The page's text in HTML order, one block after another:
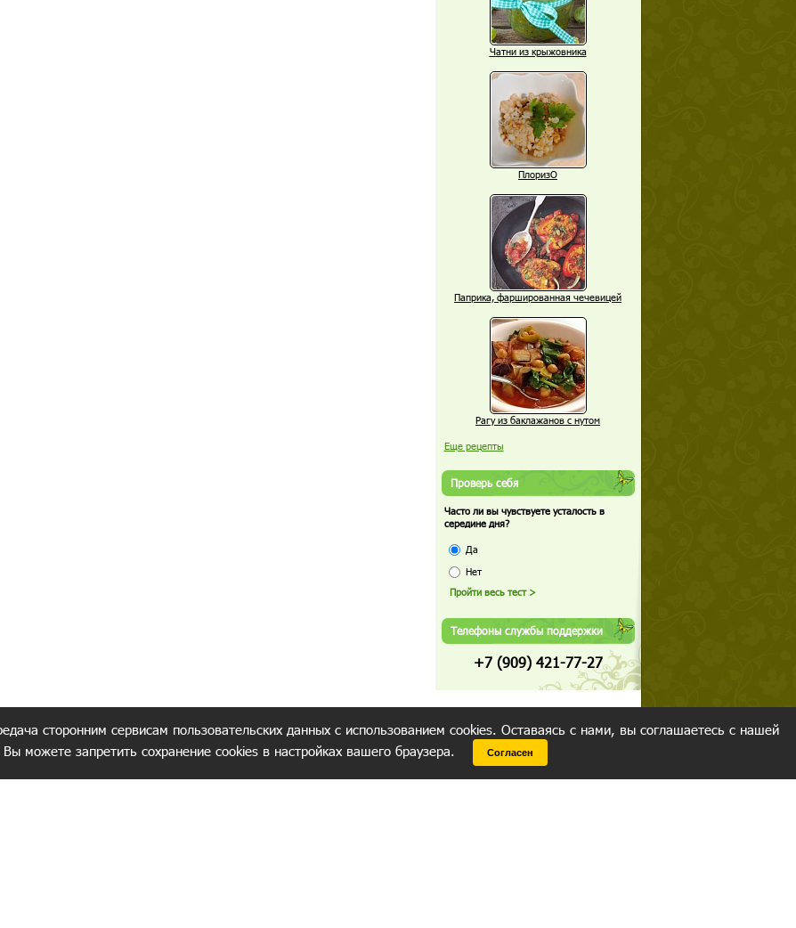
Чатни из крыжовника
ПлоризО
Паприка, фаршированная чечевицей
Рагу из баклажанов с нутом
Еще рецепты
Проверь себя
Часто ли вы чувствуете усталость в
середине дня?
Да
Нет
Телефоны службы поддержки
+7 (909) 421-77-27
сторонним сервисам пользовательских данных с использованием cookies. Оставаясь с нами, вы соглашаетесь с нашей
можете запретить сохранение cookies в настройках вашего браузера. Согласен